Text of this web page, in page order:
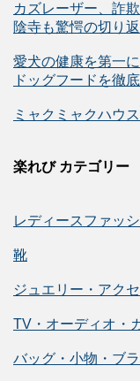
カズレーザー、詐
陰寺も驚愕の切り
愛犬の健康を第一
ドッグフードを徹
ミャクミャクハウ
楽れび カテゴリー
レディースファッ
靴
ジュエリー・アク
TV・オーディオ・
バッグ・小物・ブ